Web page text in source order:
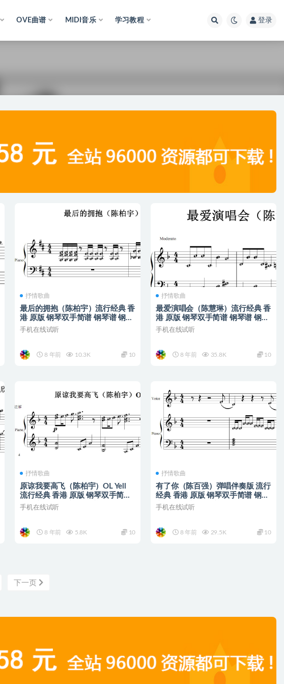
OVE曲谱 MIDI音乐 学习教程 登录
抒情歌曲
最后的拥抱（陈柏宇）流行经典 香
港 原版 钢琴双手简谱 钢琴谱 钢琴
简谱 简五谱
手机在线试听
8 年前 10.3K 10
抒情歌曲
最爱演唱会（陈慧琳）流行经典 香
港 原版 钢琴双手简谱 钢琴谱 钢琴
简谱 简五谱
手机在线试听
8 年前 35.8K 10
抒情歌曲
原谅我要高飞（陈柏宇）OL Yell
流行经典 香港 原版 钢琴双手简谱
钢琴谱 钢琴简谱 简五谱
手机在线试听
8 年前 5.8K 10
抒情歌曲
有了你（陈百强）弹唱伴奏版 流行
经典 香港 原版 钢琴双手简谱 钢琴
谱 钢琴简谱 简五谱
手机在线试听
8 年前 29.5K 10
下一页